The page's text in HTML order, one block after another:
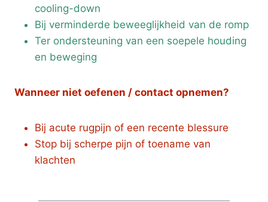
cooling-down
Bij verminderde beweeglijkheid van de romp
Ter ondersteuning van een soepele houding
en beweging
Wanneer niet oefenen / contact opnemen?
Bij acute rugpijn of een recente blessure
Stop bij scherpe pijn of toename van
klachten